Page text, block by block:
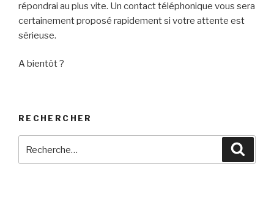
répondrai au plus vite. Un contact téléphonique vous sera
certainement proposé rapidement si votre attente est
sérieuse.
A bientôt ?
RECHERCHER